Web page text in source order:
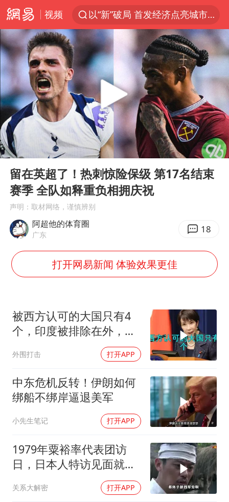
视频
以“新”破局 首发经济点亮城市消费活力
中方回应是否在太平洋海底开采稀土
看守所辅警收受10万获刑1年
宇树科技发行价格150.80元/股
五粮液渠道价一箱上涨近百元
CIA被曝已秘密设立古巴工作组
法国将禁止“未经同意的电话营销”
吉林一“温度计大楼”读数爆表
“深圳地面沉降致车辆损坏”不实
泰国一女公务员妆容引争议 本人回应
女子利用漏洞0元薅走3000多件家电
24小时不关空调 电费会更低吗
奋进开新局 实干挑大梁
Play
00:57
留在英超了！热刺惊险保级 第17名结束
赛季 全队如释重负相拥庆祝
声明：取材网络，谨慎辨别
阿超他的体育圈
广东 18
打开网易新闻 体验效果更佳
被西方认可的大国只有4
个，印度被排除在外，为
外围打击 打开APP
中东危机反转！伊朗如何
绑船不绑岸逼退美军
小先生笔记 打开APP
1979年粟裕率代表团访
日，日本人特访见面就喊
关系大解密 打开APP